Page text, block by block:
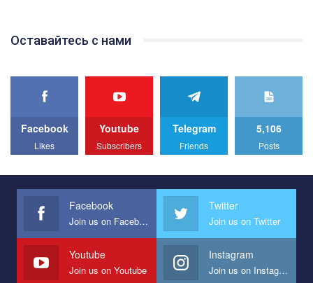
best video, representing programme for the development of
We appeal to your support and ask to help us implement our plan
All you have to do is to press "Like" below the video.
Эмоционально сильный ролик от команды "Гей-альянс
представляющий программу развития организации.
Мы просим вас поддержать нас и помочь нам реализовать
наш план по борьбе с насилием и дискриминацией на почве
СОГИ в Украине.
Все, что вам нужно сделать - это зайти на наш канал YouTube
Оставайтесь с нами
Facebook
Likes
Youtube
Subscribers
Telegram
Friends
5,106
Posts
Facebook
Join us on Facebook
Twitter
Join us on Twitter
Youtube
Join us on Youtube
Instagram
Join us on Instagram